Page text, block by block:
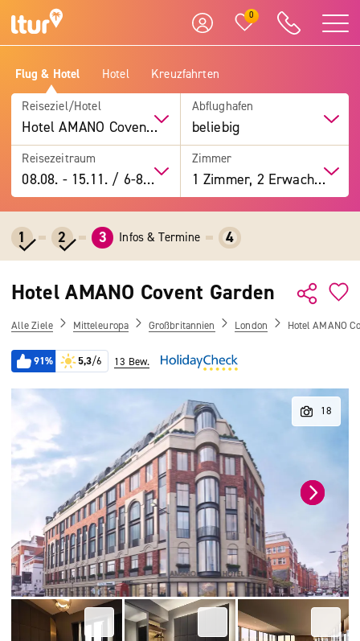
0
Flug & Hotel Hotel Kreuzfahrten
Reiseziel/Hotel
Hotel AMANO Covent Garden
Abflughafen
beliebig
Reisezeitraum
08.08. -15.11. / 6-8 Tage
Zimmer
1 Zimmer, 2 Erwachsene
1 2 3 Infos & Termine 4
Hotel AMANO Covent Garden
Alle Ziele Mitteleuropa Großbritannien London Hotel AMANO
91% 5,3/6 13 Bew.